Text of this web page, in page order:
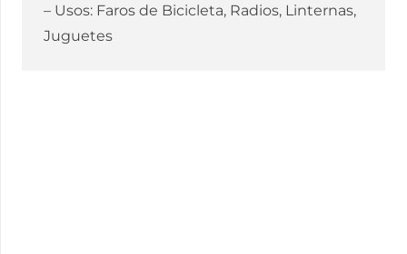
– Usos: Faros de Bicicleta, Radios, Linternas,
Juguetes